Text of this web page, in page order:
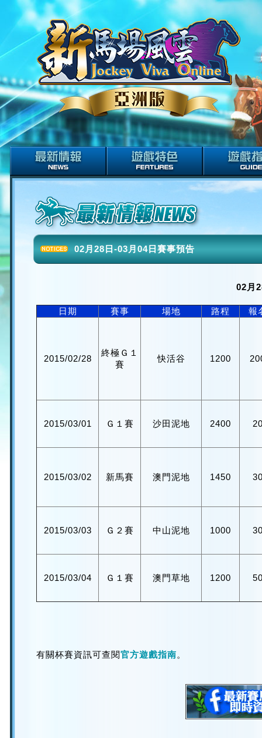
02月28日-03月04日賽事預告
02月
日期 賽事 場地 路程 報
2015/02/28
終極Ｇ１
賽
快活谷 1200
2015/03/01 Ｇ１賽 沙田泥地 2400
2015/03/02 新馬賽 澳門泥地 1450
2015/03/03 Ｇ２賽 中山泥地 1000
2015/03/04 Ｇ１賽 澳門草地 1200
有關杯賽資訊可查閱官方遊戲指南。